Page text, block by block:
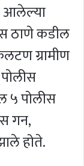
आलेल्या
ठाणे कडील
ग्रामीण
५ पोलीस
गन,
होते.